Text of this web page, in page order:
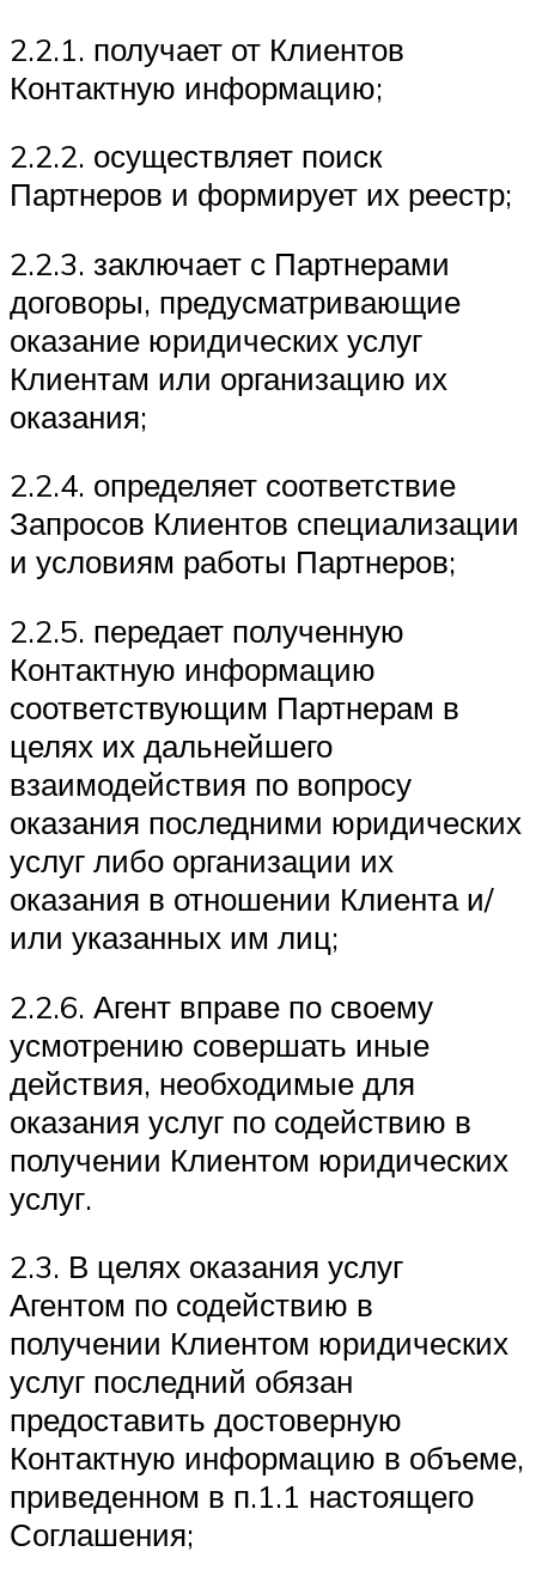
2.2.1. получает от Клиентов
Контактную информацию;
2.2.2. осуществляет поиск
Партнеров и формирует их реестр;
2.2.3. заключает с Партнерами
договоры, предусматривающие
оказание юридических услуг
Клиентам или организацию их
оказания;
2.2.4. определяет соответствие
Запросов Клиентов специализации
и условиям работы Партнеров;
2.2.5. передает полученную
Контактную информацию
соответствующим Партнерам в
целях их дальнейшего
взаимодействия по вопросу
оказания последними юридических
услуг либо организации их
оказания в отношении Клиента и/
или указанных им лиц;
2.2.6. Агент вправе по своему
усмотрению совершать иные
действия, необходимые для
оказания услуг по содействию в
получении Клиентом юридических
услуг.
2.3. В целях оказания услуг
Агентом по содействию в
получении Клиентом юридических
услуг последний обязан
предоставить достоверную
Контактную информацию в объеме,
приведенном в п.1.1 настоящего
Соглашения;